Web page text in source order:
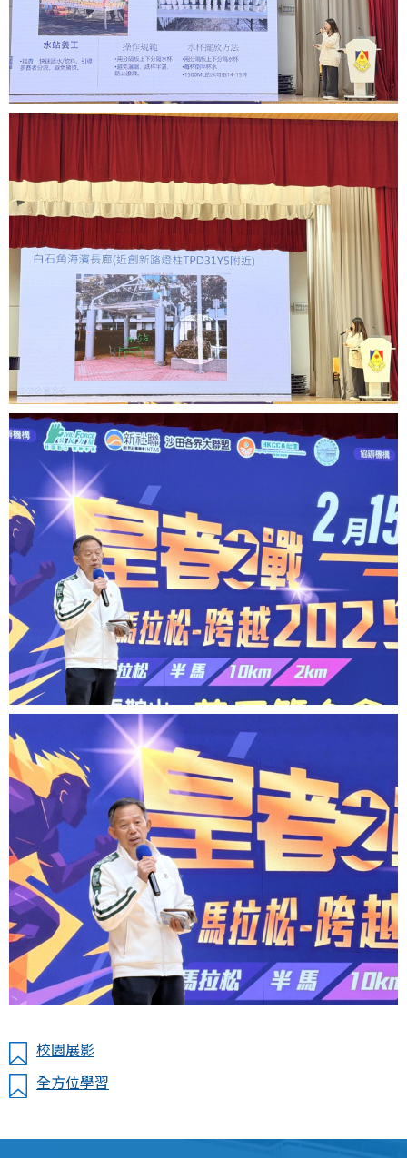
校園展影
全方位學習